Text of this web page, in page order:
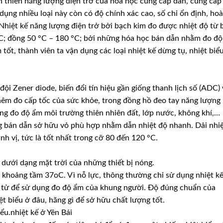
nhiều loại này còn có độ chính xác cao, số chỉ ổn định,
kế năng lượng điện trở bởi bạch kim đo được nhiệt độ từ
đồng 50 °C – 180 °C; bởi những hóa học bán dẫn nhằm đo độ
thành viên ta vận dụng các loại nhiệt kế dừng tụ, nhiệt biểu
Zener diode, biến đổi tín hiệu gần giống thanh lịch số (ADC)
đo cấp tốc của sức khỏe, trong đồng hồ đeo tay năng lượng
đo độ ẩm môi trường thiên nhiên đất, lớp nước, không khí,…
bán dẫn sở hữu vỏ phù hợp nhằm dẫn nhiệt độ nhanh. Dải
vị, tức là tốt nhất trong cỡ 80 đến 120 °C.
dạng mặt trời của những thiết bị nóng.
tầm 37oC. Vì nỗ lực, thông thường chỉ sử dụng nhiệt kế
để sử dụng đo độ ẩm của khung người. Độ đúng chuẩn của
biểu ở đâu, hãng gì để sở hữu chất lượng tốt.
kế ở Yên Bái